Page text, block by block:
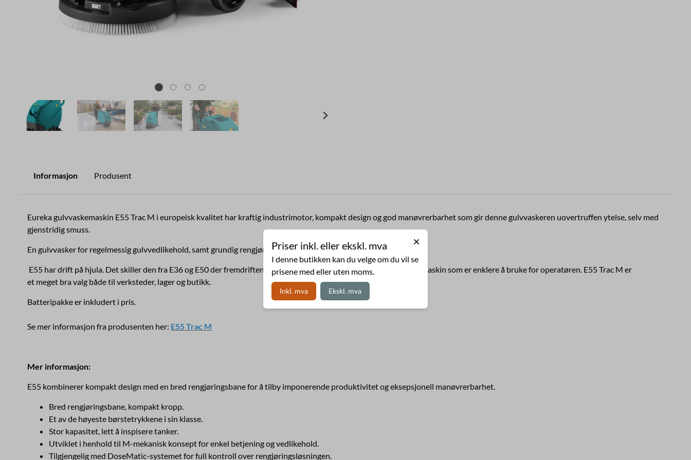
Informasjon Produsent
Eureka gulvvaskemaskin E55 Trac M i europeisk kvalitet har kraftig industrimotor, kompakt design og god manøvrerbarhet som gir denne gulvvaskeren uovertruffen ytelse, selv med
gjenstridig smuss.
En gulvvasker for regelmessig gulvvedlikehold, samt grundig rengjøring i trange miljøer.
E55 har drift på hjula. Det skiller den fra E36 og E50 der fremdriften er børsten. Dette gjør E55 til en mer effektiv maskin som er enklere å bruke for operatøren. E55 Trac M er
et meget bra valg både til verksteder, lager og butikk.
Batteripakke er inkludert i pris.
Se mer informasjon fra produsenten her: E55 Trac M
Mer informasjon:
E55 kombinerer kompakt design med en bred rengjøringsbane for å tilby imponerende produktivitet og eksepsjonell manøvrerbarhet.
Bred rengjøringsbane, kompakt kropp.
Et av de høyeste børstetrykkene i sin klasse.
Stor kapasitet, lett å inspisere tanker.
Utviklet i henhold til M-mekanisk konsept for enkel betjening og vedlikehold.
Tilgjengelig med DoseMatic-systemet for full kontroll over rengjøringsløsningen.
Priser inkl. eller ekskl. mva
I denne butikken kan du velge om du vil se
prisene med eller uten moms.
Inkl. mva Ekskl. mva